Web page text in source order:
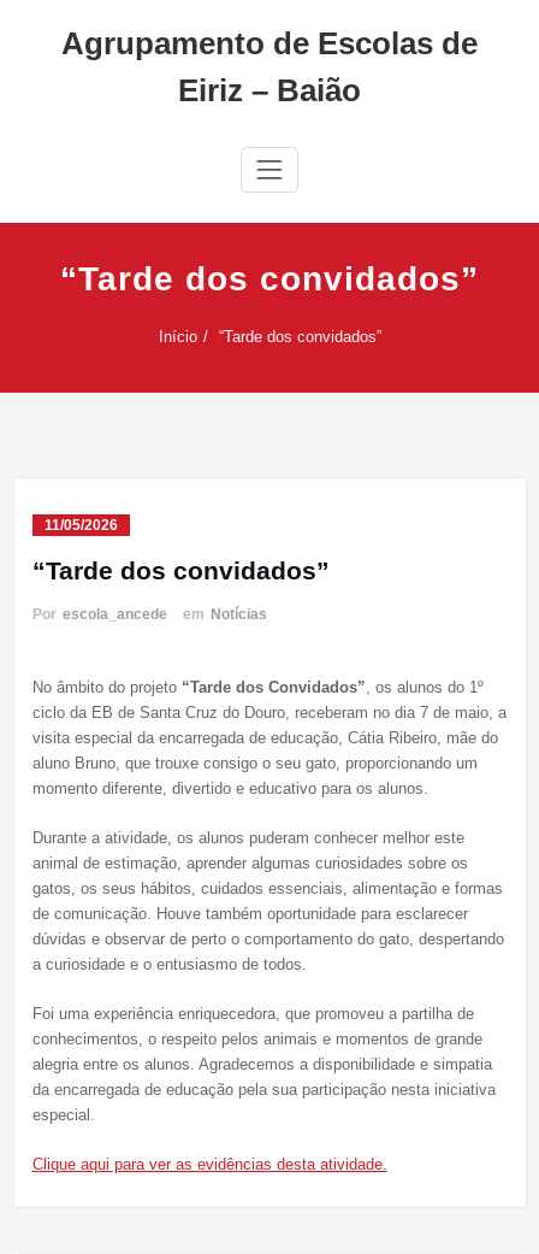
Agrupamento de Escolas de
Eiriz – Baião
“Tarde dos convidados”
Início “Tarde dos convidados”
11/05/2026
“Tarde dos convidados”
Por escola_ancede em Notícias
No âmbito do projeto “Tarde dos Convidados”, os alunos do 1º
ciclo da EB de Santa Cruz do Douro, receberam no dia 7 de maio, a
visita especial da encarregada de educação, Cátia Ribeiro, mãe do
aluno Bruno, que trouxe consigo o seu gato, proporcionando um
momento diferente, divertido e educativo para os alunos.
Durante a atividade, os alunos puderam conhecer melhor este
animal de estimação, aprender algumas curiosidades sobre os
gatos, os seus hábitos, cuidados essenciais, alimentação e formas
de comunicação. Houve também oportunidade para esclarecer
dúvidas e observar de perto o comportamento do gato, despertando
a curiosidade e o entusiasmo de todos.
Foi uma experiência enriquecedora, que promoveu a partilha de
conhecimentos, o respeito pelos animais e momentos de grande
alegria entre os alunos. Agradecemos a disponibilidade e simpatia
da encarregada de educação pela sua participação nesta iniciativa
especial.
Clique aqui para ver as evidências desta atividade.